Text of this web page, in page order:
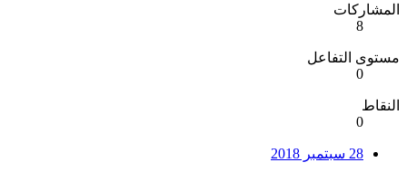
المشاركات
8
مستوى التفاعل
0
النقاط
0
28 سبتمبر 2018